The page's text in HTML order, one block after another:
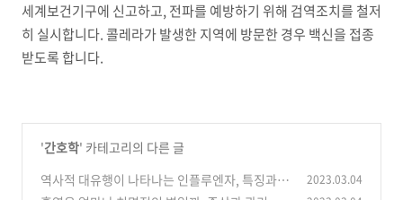
세계보건기구에 신고하고, 전파를 예방하기 위해 검역조치를 철저
히 실시합니다. 콜레라가 발생한 지역에 방문한 경우 백신을 접종
받도록 합니다.
'간호학' 카테고리의 다른 글
역사적 대유행이 나타나는 인플루엔자, 특징과
2023.03.04